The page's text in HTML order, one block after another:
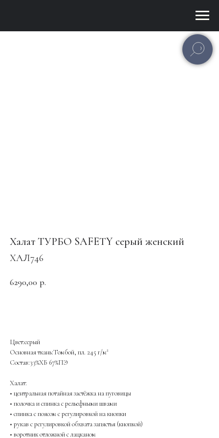
Халат ТУРБО SAFETY серый женский
ХАЛ746
6290,00 р.
Цвет:серый
Основная ткань:Томбой, пл. 245 г/м²
Состав:33%ХБ 67%ПЭ
Халат:
• центральная потайная застёжка на пуговицы
• полочка и спинка с рельефными швами
• спинка с поясом с регулировкой на кнопки
• рукав с регулировкой обхвата запястья (кнопкой)
• воротник отложной с лацканом